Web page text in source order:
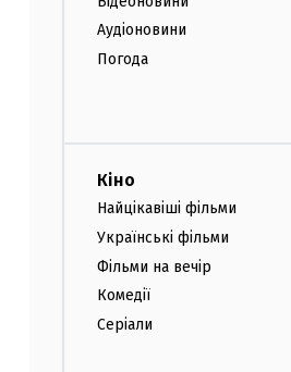
Аудіоновини
Погода
Кіно
Найцікавіші фільми
Українські фільми
Фільми на вечір
Комедії
Серіали